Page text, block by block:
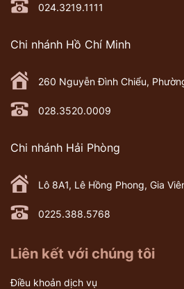
024.3219.1111
Chi nhánh Hồ Chí Minh
260 Nguyễn Đình Chiểu,
028.3520.0009
Chi nhánh Hải Phòng
Lô 8A1, Lê Hồng Phong, Gia
0225.388.5768
Liên kết với chúng tôi
Điều khoản dịch vụ